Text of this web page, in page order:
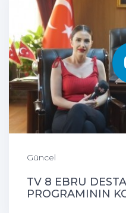
Güncel
TV 8 EBRU
PROGRAMININ